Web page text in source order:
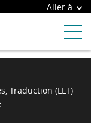
Aller à
Traduction (LLT)